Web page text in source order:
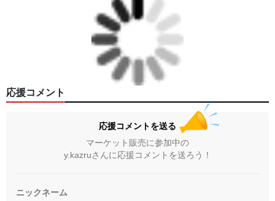
応援コメント
応援コメントを送る
マーケット販売に参加中の
y.kazruさんに応援コメントを送ろう！
ニックネーム